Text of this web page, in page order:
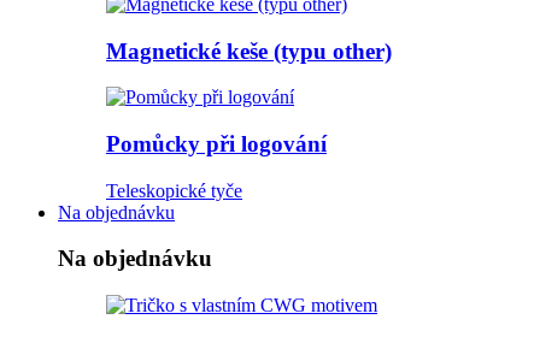
Magnetické keše (typu other)
Pomůcky při logování
Teleskopické tyče
Na objednávku
Na objednávku